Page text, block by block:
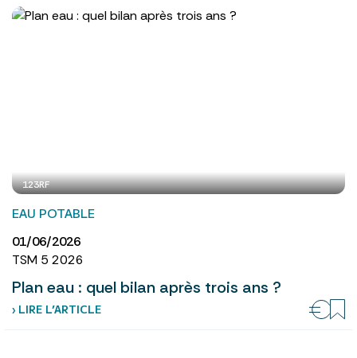
123RF
EAU POTABLE
01/06/2026
TSM 5 2026
Plan eau : quel bilan après trois ans ?
› LIRE L’ARTICLE